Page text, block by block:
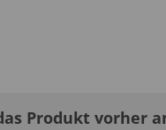
Produkt vorher